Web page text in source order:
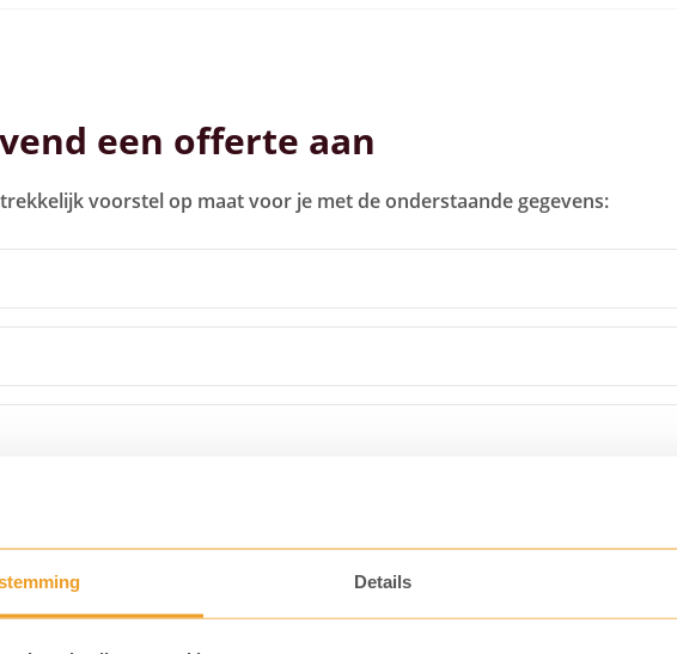
Details
een offerte aan
voorstel op maat voor je met de onderstaande gegevens: